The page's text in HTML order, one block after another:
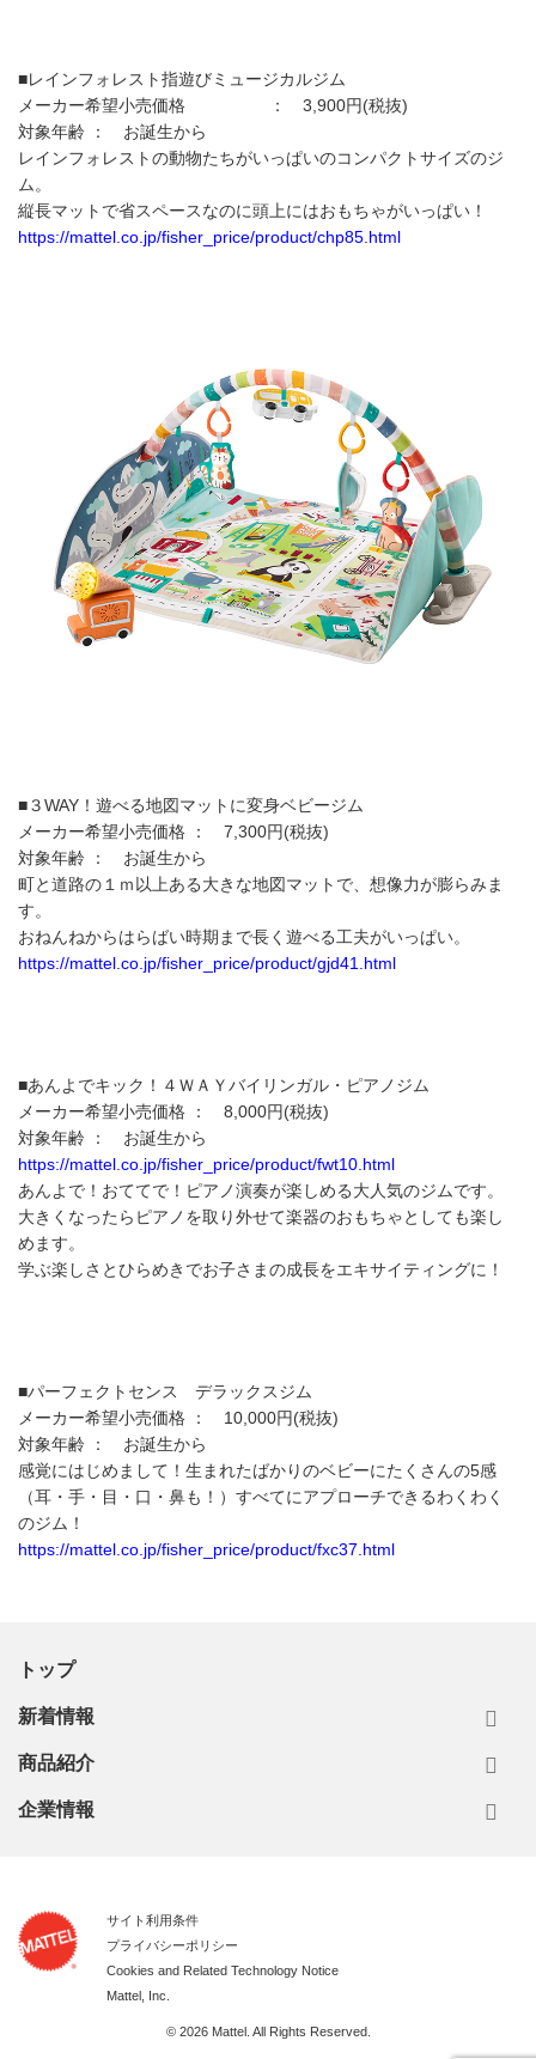
■レインフォレスト指遊びミュージカルジム
メーカー希望小売価格 ： 3,900円(税抜)
対象年齢 ： お誕生から
レインフォレストの動物たちがいっぱいのコンパクトサイズのジ
ム。
縦長マットで省スペースなのに頭上にはおもちゃがいっぱい！
https://mattel.co.jp/fisher_price/product/chp85.html
■３WAY！遊べる地図マットに変身ベビージム
メーカー希望小売価格 ： 7,300円(税抜)
対象年齢 ： お誕生から
町と道路の１ｍ以上ある大きな地図マットで、想像力が膨らみま
す。
おねんねからはらばい時期まで長く遊べる工夫がいっぱい。
https://mattel.co.jp/fisher_price/product/gjd41.html
■あんよでキック！４ＷＡＹバイリンガル・ピアノジム
メーカー希望小売価格 ： 8,000円(税抜)
対象年齢 ： お誕生から
https://mattel.co.jp/fisher_price/product/fwt10.html
あんよで！おててで！ピアノ演奏が楽しめる大人気のジムです。
大きくなったらピアノを取り外せて楽器のおもちゃとしても楽し
めます。
学ぶ楽しさとひらめきでお子さまの成長をエキサイティングに！
■パーフェクトセンス デラックスジム
メーカー希望小売価格 ： 10,000円(税抜)
対象年齢 ： お誕生から
感覚にはじめまして！生まれたばかりのベビーにたくさんの5感
（耳・手・目・口・鼻も！）すべてにアプローチできるわくわく
のジム！
https://mattel.co.jp/fisher_price/product/fxc37.html
トップ
新着情報
商品紹介
企業情報
サイト利用条件
プライバシーポリシー
Cookies and Related Technology Notice
Mattel, Inc.
© 2026 Mattel. All Rights Reserved.